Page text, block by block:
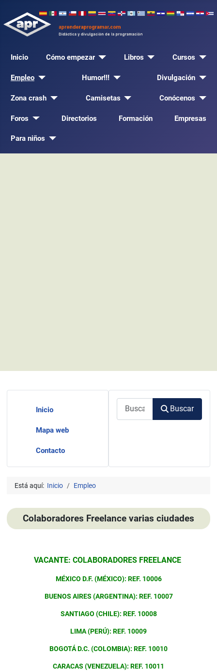
Inicio Cómo empezar Libros Cursos
Empleo Humor!!! Divulgación
Zona crash Camisetas Conócenos
Foros Directorios Formación Empresas
Para niños
Inicio
Mapa web
Contacto
Buscar
Está aquí: Inicio Empleo
Colaboradores Freelance varias ciudades
VACANTE: COLABORADORES FREELANCE
MÉXICO D.F. (MÉXICO): REF. 10006
BUENOS AIRES (ARGENTINA): REF. 10007
SANTIAGO (CHILE): REF. 10008
LIMA (PERÚ): REF. 10009
BOGOTÁ D.C. (COLOMBIA): REF. 10010
CARACAS (VENEZUELA): REF. 10011